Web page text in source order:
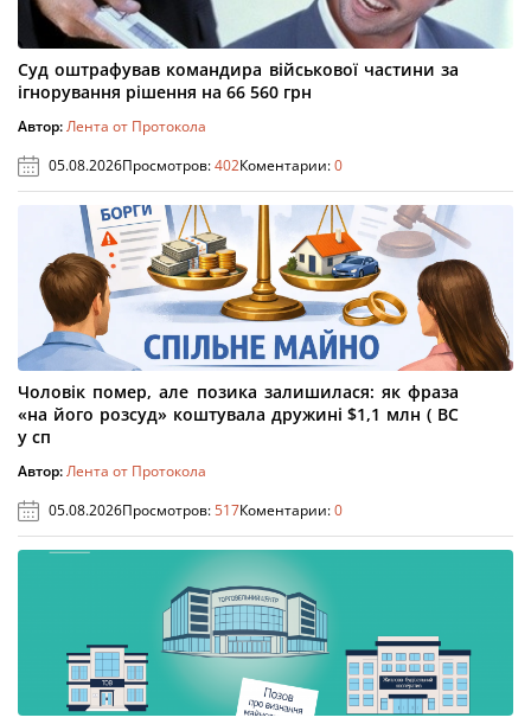
Суд оштрафував командира військової частини за
ігнорування рішення на 66 560 грн
Автор:Лента от Протокола
05.08.2026Просмотров:402Коментарии:0
Чоловік помер, але позика залишилася: як фраза
«на його розсуд» коштувала дружині $1,1 млн ( ВС
у сп
Автор:Лента от Протокола
05.08.2026Просмотров:517Коментарии:0